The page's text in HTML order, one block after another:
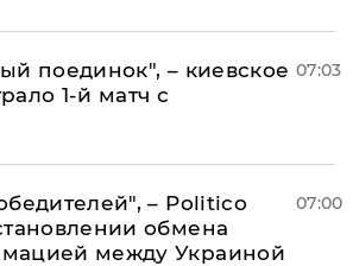
поединок", – киевское
1-й матч с
07:03
– Politico
обмена
между Украиной
07:00